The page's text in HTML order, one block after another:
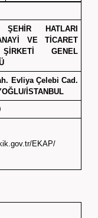
ŞEHİR HATLARI
VE TİCARET
GENEL
Evliya Çelebi Cad.
İSTANBUL
EKAP/